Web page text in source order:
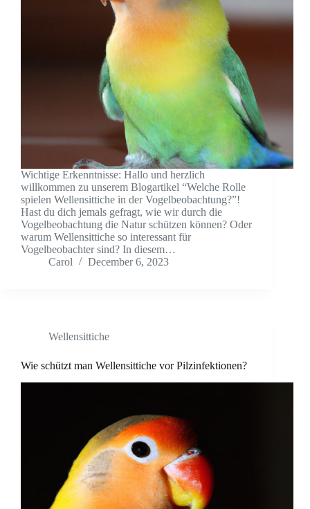
Wichtige Erkenntnisse: Hallo und herzlich
willkommen zu unserem Blogartikel “Welche Rolle
spielen Wellensittiche in der Vogelbeobachtung?”!
Hast du dich jemals gefragt, wie wir durch die
Vogelbeobachtung die Natur schützen können? Oder
warum Wellensittiche so interessant für
Vogelbeobachter sind? In diesem…
Carol
December 6, 2023
Wellensittiche
Wie schützt man Wellensittiche vor Pilzinfektionen?